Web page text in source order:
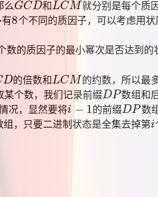
么GCD
GCD 和LCM
LCM
就分别是每个质
有8
8个不同的质因子，可以考虑用
数的质因子的最小幂次是否达到的
D
D 的倍数和LCM
LCM
的约数，所以最
某个数，我们记录前缀DP
DP 数组和
况，显然要将i − 1
i−1 的前缀DP
DP 数
组，只要二进制状态是全集去掉第i
i